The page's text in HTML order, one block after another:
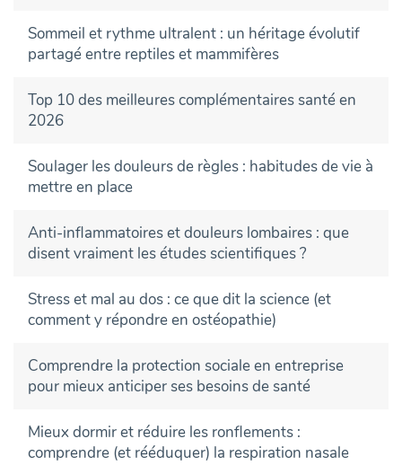
Sommeil et rythme ultralent : un héritage évolutif
partagé entre reptiles et mammifères
Top 10 des meilleures complémentaires santé en
2026
Soulager les douleurs de règles : habitudes de vie à
mettre en place
Anti-inflammatoires et douleurs lombaires : que
disent vraiment les études scientifiques ?
Stress et mal au dos : ce que dit la science (et
comment y répondre en ostéopathie)
Comprendre la protection sociale en entreprise
pour mieux anticiper ses besoins de santé
Mieux dormir et réduire les ronflements :
comprendre (et rééduquer) la respiration nasale